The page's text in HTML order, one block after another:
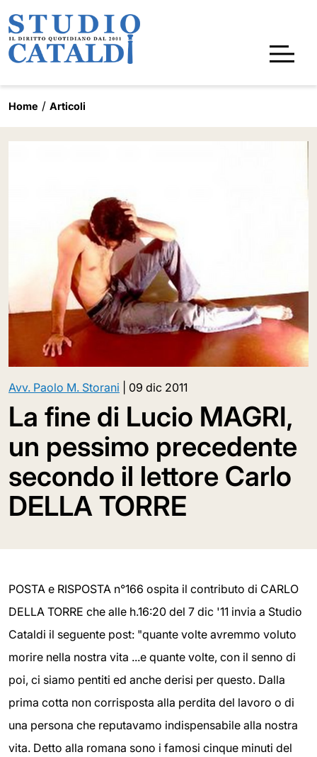
Home Articoli
Avv. Paolo M. Storani 09 dic 2011
La fine di Lucio MAGRI,
un pessimo precedente
secondo il lettore Carlo
DELLA TORRE
POSTA e RISPOSTA n°166 ospita il contributo di CARLO
DELLA TORRE che alle h.16:20 del 7 dic '11 invia a Studio
Cataldi il seguente post: "quante volte avremmo voluto
morire nella nostra vita ...e quante volte, con il senno di
poi, ci siamo pentiti ed anche derisi per questo. Dalla
prima cotta non corrisposta alla perdita del lavoro o di
una persona che reputavamo indispensabile alla nostra
vita. Detto alla romana sono i famosi cinque minuti del